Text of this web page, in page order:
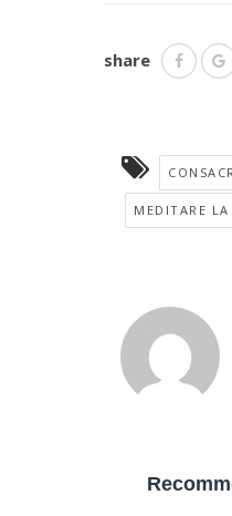
share
MEDITARE